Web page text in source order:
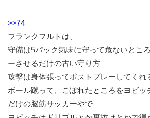
>>74
フランクフルトは、
守備は5パック気味に守って危ないとこ
ーさせるだけの古い守り方
攻撃は身体張ってポストプレーしてくれ
ボール蹴って、こぼれたところをヨビッ
だけの脳筋サッカーやで